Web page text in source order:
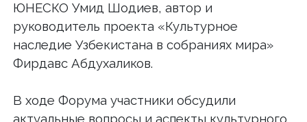
ЮНЕСКО Умид Шодиев, автор и
руководитель проекта «Культурное
наследие Узбекистана в собраниях мира»
Фирдавс Абдухаликов.
В ходе Форума участники обсудили
актуальные вопросы и аспекты культурного